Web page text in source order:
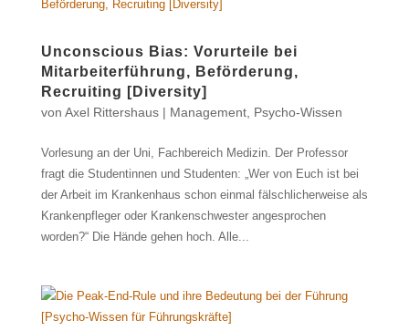
Unconscious Bias: Vorurteile bei
Mitarbeiterführung, Beförderung,
Recruiting [Diversity]
von Axel Rittershaus| Management, Psycho-Wissen
Vorlesung an der Uni, Fachbereich Medizin. Der Professor
fragt die Studentinnen und Studenten: „Wer von Euch ist bei
der Arbeit im Krankenhaus schon einmal fälschlicherweise als
Krankenpfleger oder Krankenschwester angesprochen
worden?“ Die Hände gehen hoch. Alle...